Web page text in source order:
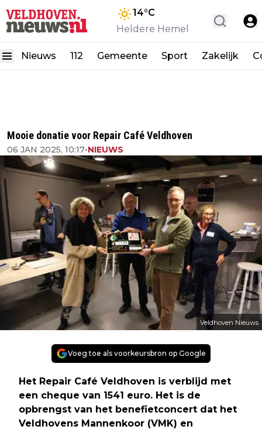
14°C
Heldere Hemel
Nieuws 112 Gemeente Sport Zakelijk
Mooie donatie voor Repair Café Veldhoven
06 JAN 2025, 10:17•NIEUWS
Veldhoven Nieuws
Voeg toe als voorkeursbron op Google
Het Repair Café Veldhoven is verblijd met
een cheque van 1541 euro. Het is de
opbrengst van het benefietconcert dat het
Veldhovens Mannenkoor (VMK) en